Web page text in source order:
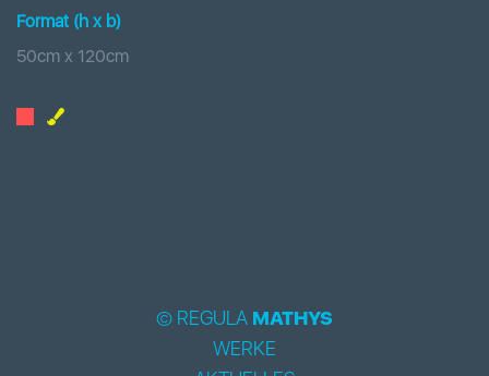
Format (h x b)
50cm x 120cm
© REGULA MATHYS
WERKE